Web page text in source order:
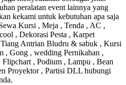
peralatan event lainnya yang
kekami untuk kebutuhan apa saja
Kursi , Meja , Tenda , AC ,
, Dekorasi Pesta , Karpet
Antrian Bludru & sabuk , Kursi
, Gong , wedding Pernikahan ,
, Podium , Lampu , Bean
Proyektor , Partisi DLL hubungi